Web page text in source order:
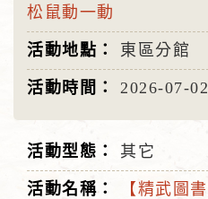
松鼠動一動
東區分館
2026-07-02
其它
【精武圖